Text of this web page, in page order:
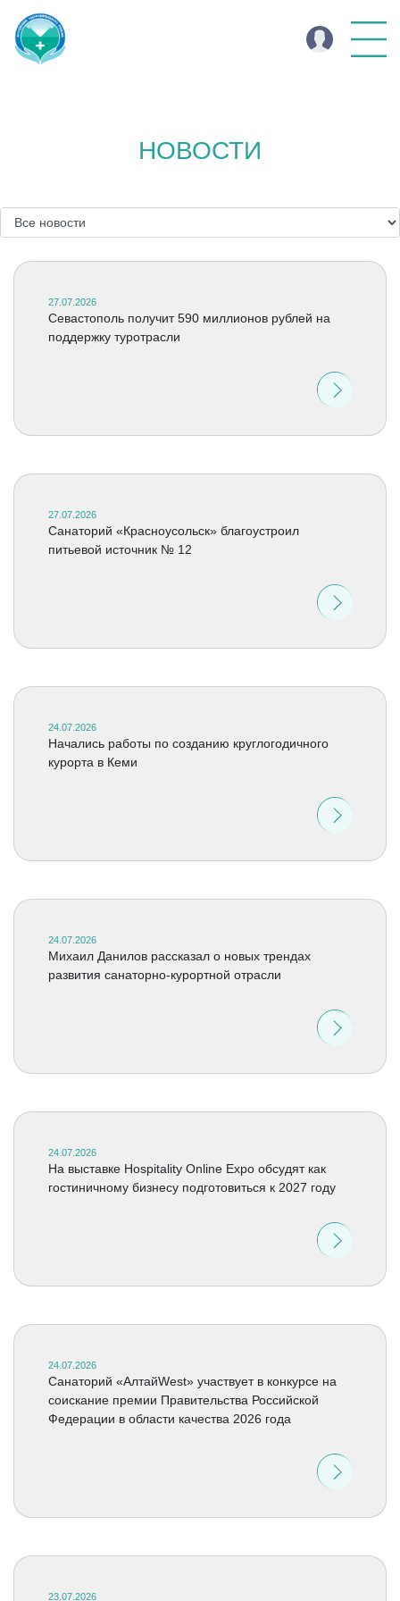
НОВОСТИ
27.07.2026
Севастополь получит 590 миллионов рублей на
поддержку туротрасли
27.07.2026
Санаторий «Красноусольск» благоустроил
питьевой источник № 12
24.07.2026
Начались работы по созданию круглогодичного
курорта в Кеми
24.07.2026
Михаил Данилов рассказал о новых трендах
развития санаторно-курортной отрасли
24.07.2026
На выставке Hospitality Online Expo обсудят как
гостиничному бизнесу подготовиться к 2027 году
24.07.2026
Санаторий «АлтайWest» участвует в конкурсе на
соискание премии Правительства Российской
Федерации в области качества 2026 года
23.07.2026